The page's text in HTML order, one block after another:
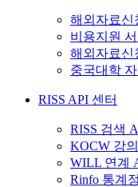
해외자료신
비용지원
해외자료신
중국대학
RISS API 센터
RISS 검색
KOCW 강
WILL 연계
Rinfo 통계